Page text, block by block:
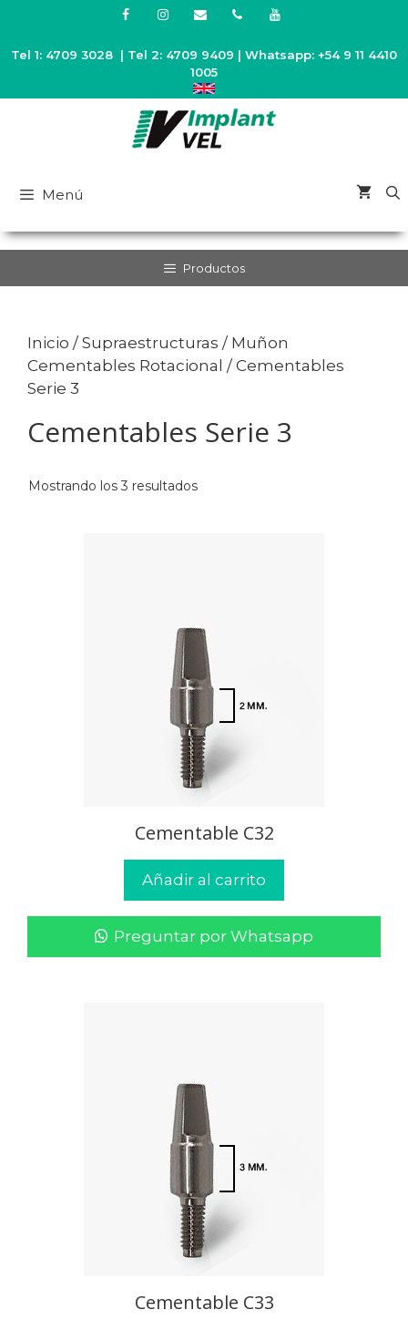
contenido
Tel 1: 4709 3028 | Tel 2: 4709 9409 | Whatsapp: +54 9 11 4410
1005
Menú
Inicio /Supraestructuras / Muñon
Cementables Rotacional / Cementables
Serie 3
Cementables Serie 3
Mostrando los 3 resultados
Cementable C32
Añadir al carrito
Preguntar por Whatsapp
Cementable C33
Productos